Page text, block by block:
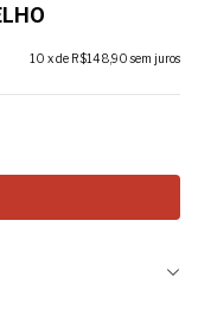
10 x de R$148,90 sem juros